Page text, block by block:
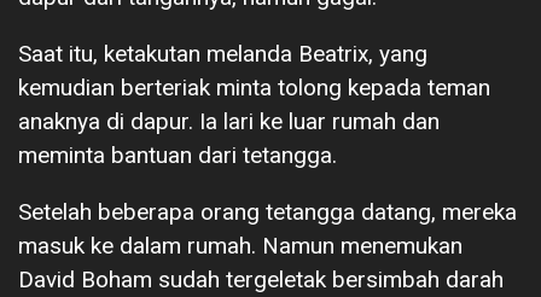
Saat itu, ketakutan melanda Beatrix, yang
kemudian berteriak minta tolong kepada teman
anaknya di dapur. Ia lari ke luar rumah dan
meminta bantuan dari tetangga.
Setelah beberapa orang tetangga datang, mereka
masuk ke dalam rumah. Namun menemukan
David Boham sudah tergeletak bersimbah darah